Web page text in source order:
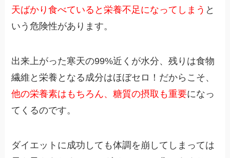
天ばかり食べていると栄養不足になってしまう と
いう危険性があります。
出来上がった寒天の99%近くが水分、残りは食物
繊維と栄養となる成分はほぼセロ！だからこそ、
他の栄養素はもちろん、糖質の摂取も重要になっ
てくるのです。
ダイエットに成功しても体調を崩してしまっては